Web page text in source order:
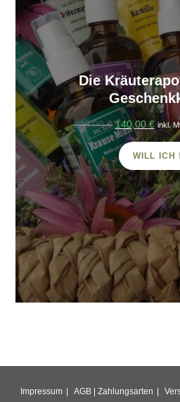
Die
145,00€Ursprünglicher
Preis
war:
145,00 €
140,00€
Preis
inkl.
WILL ICH !
Impressum AGB | Zahlungsarten